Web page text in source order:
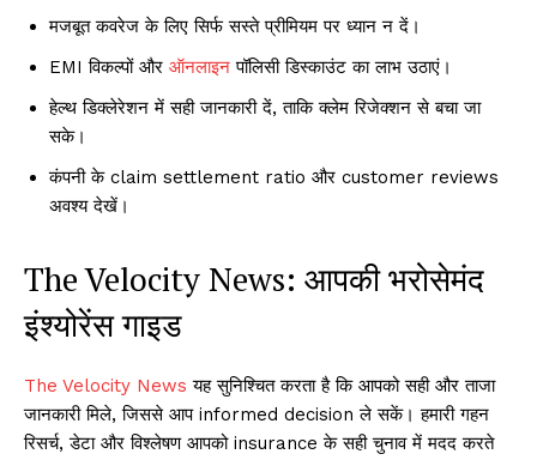
मजबूत कवरेज के लिए सिर्फ सस्ते प्रीमियम पर ध्यान न दें।
EMI विकल्पों और ऑनलाइन पॉलिसी डिस्काउंट का लाभ उठाएं।
हेल्थ डिक्लेरेशन में सही जानकारी दें, ताकि क्लेम रिजेक्शन से बचा जा
सके।
कंपनी के claim settlement ratio और customer reviews
अवश्य देखें।
The Velocity News: आपकी भरोसेमंद
इंश्योरेंस गाइड
The Velocity News यह सुनिश्चित करता है कि आपको सही और ताजा
जानकारी मिले, जिससे आप informed decision ले सकें। हमारी गहन
रिसर्च, डेटा और विश्लेषण आपको insurance के सही चुनाव में मदद करते